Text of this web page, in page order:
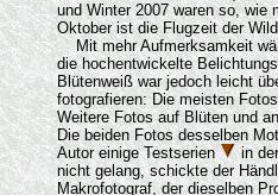
und Winter 2007 waren so, wie
Oktober ist die Flugzeit der
Mit mehr Aufmerksamkeit
die hochentwickelte
Blütenweiß war jedoch leicht
fotografieren: Die meisten
Weitere Fotos auf Blüten und
Die beiden Fotos desselben
Autor einige Testserien
in
nicht gelang, schickte der
Makrofotograf, der dieselben